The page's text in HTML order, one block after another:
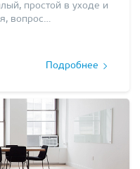
простой в уходе и
вопрос…
Подробнее